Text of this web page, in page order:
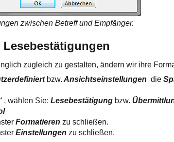
zwischen Betreff und Empfänger.
zugleich zu gestalten, ändern wir ihre
bzw. Ansichtseinstellungen die
, wählen Sie:Lesebestätigung bzw.
Formatierenzu schließen.
Einstellungenzu schließen.